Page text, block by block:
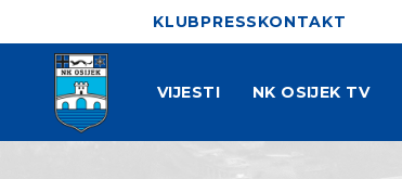
KLUBPRESSKONTAKT
VIJESTI NK OSIJEK TV